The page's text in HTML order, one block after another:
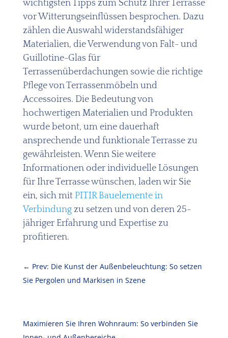
wichtigsten Tipps zum Schutz Ihrer Terrasse
vor Witterungseinflüssen besprochen. Dazu
zählen die Auswahl widerstandsfähiger
Materialien, die Verwendung von Falt- und
Guillotine-Glas für
Terrassenüberdachungen sowie die richtige
Pflege von Terrassenmöbeln und
Accessoires. Die Bedeutung von
hochwertigen Materialien und Produkten
wurde betont, um eine dauerhaft
ansprechende und funktionale Terrasse zu
gewährleisten. Wenn Sie weitere
Informationen oder individuelle Lösungen
für Ihre Terrasse wünschen, laden wir Sie
ein, sich mit PITIR Bauelemente in
Verbindungzu setzen und von deren 25-
jähriger Erfahrung und Expertise zu
profitieren.
← Prev: Die Kunst der Außenbeleuchtung: So setzen
Sie Pergolen und Markisen in Szene
Maximieren Sie Ihren Wohnraum: So verbinden Sie